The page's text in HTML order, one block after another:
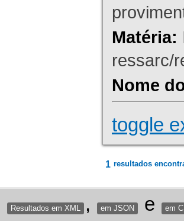
Matéria:
ressarc/
Nome
toggle
1 resultados
Resultados em XML , em JSON e em